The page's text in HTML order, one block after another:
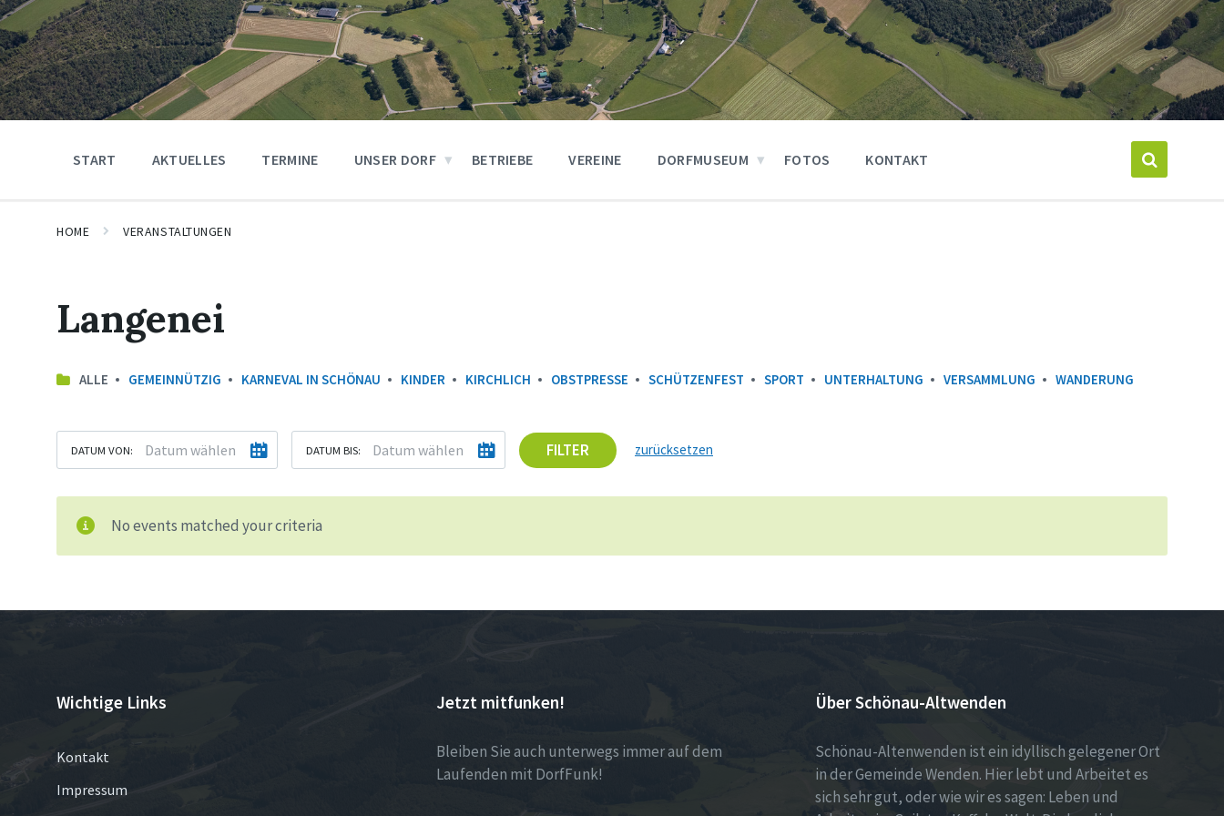
START AKTUELLES TERMINE UNSER DORF BETRIEBE VEREINE DORFMUSEUM FOTOS KONTAKT
HOME VERANSTALTUNGEN
Langenei
ALLE GEMEINNÜTZIG KARNEVAL IN SCHÖNAU KINDER KIRCHLICH OBSTPRESSE SCHÜTZENFEST SPORT UNTERHALTUNG VERSAMMLUNG WANDERUNG
DATUM VON: DATUM BIS: FILTER zurücksetzen
No events matched your criteria
Wichtige Links
Kontakt
Impressum
Jetzt mitfunken!
Bleiben Sie auch unterwegs immer auf dem
Laufenden mit DorfFunk!
Über Schönau-Altwenden
Schönau-Altenwenden ist ein idyllisch gelegener Ort
in der Gemeinde Wenden. Hier lebt und Arbeitet es
sich sehr gut, oder wie wir es sagen: Leben und